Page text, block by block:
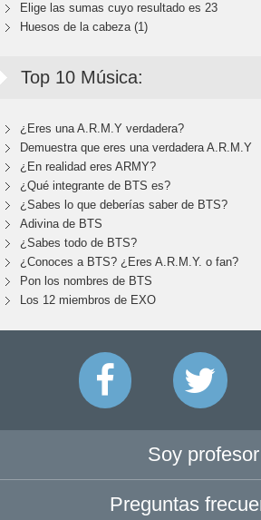
Elige las sumas cuyo resultado es 23
Huesos de la cabeza (1)
Top 10 Música:
¿Eres una A.R.M.Y verdadera?
Demuestra que eres una verdadera A.R.M.Y
¿En realidad eres ARMY?
¿Qué integrante de BTS es?
¿Sabes lo que deberías saber de BTS?
Adivina de BTS
¿Sabes todo de BTS?
¿Conoces a BTS? ¿Eres A.R.M.Y. o fan?
Pon los nombres de BTS
Los 12 miembros de EXO
Soy profesor
Preguntas